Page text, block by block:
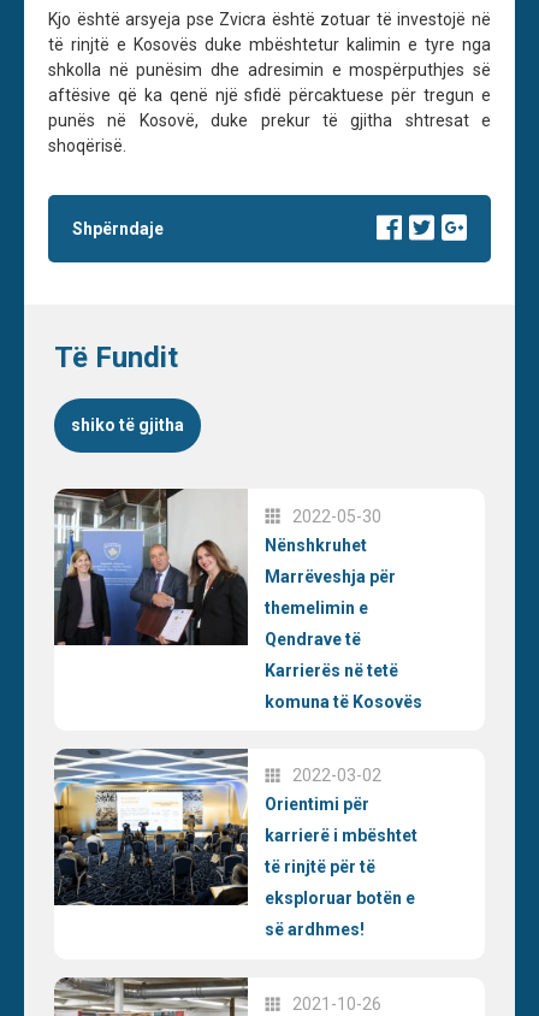
Kjo është arsyeja pse Zvicra është zotuar të investojë në
të rinjtë e Kosovës duke mbështetur kalimin e tyre nga
shkolla në punësim dhe adresimin e mospërputhjes së
aftësive që ka qenë një sfidë përcaktuese për tregun e
punës në Kosovë, duke prekur të gjitha shtresat e
shoqërisë.
Shpërndaje
Të Fundit
shiko të gjitha
2022-05-30
Nënshkruhet
Marrëveshja për
themelimin e
Qendrave të
Karrierës në tetë
komuna të Kosovës
2022-03-02
Orientimi për
karrierë i mbështet
të rinjtë për të
eksploruar botën e
së ardhmes!
2021-10-26